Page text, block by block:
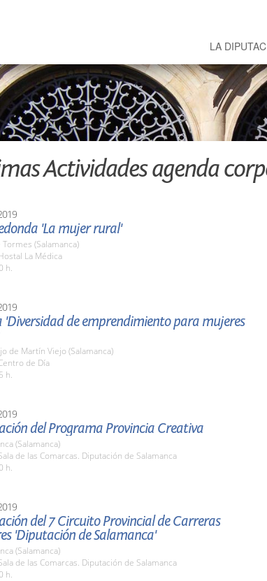
LA
Actividades agenda
'La mujer rural'
Tormes (Salamanca)
La Médica
h.
'Diversidad de emprendimiento para mujeres
de Martín Viejo (Salamanca)
de Día
h.
del Programa Provincia Creativa
(Salamanca)
de las Comarcas. Diputación de Salamanca
h.
del 7 Circuito Provincial de Carreras
'Diputación de Salamanca'
(Salamanca)
de las Comarcas. Diputación de Salamanca
h.